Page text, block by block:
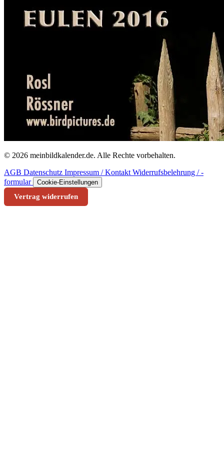
© 2026 meinbildkalender.de. Alle Rechte vorbehalten.
AGB Datenschutz Impressum / Kontakt Widerrufsbelehrung / -
formular
Cookie-Einstellungen
Vertrag widerrufen